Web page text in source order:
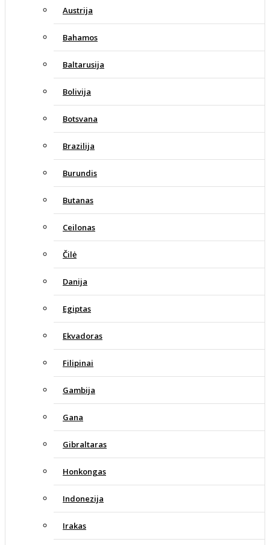
Austrija
Bahamos
Baltarusija
Bolivija
Botsvana
Brazilija
Burundis
Butanas
Ceilonas
Čilė
Danija
Egiptas
Ekvadoras
Filipinai
Gambija
Gana
Gibraltaras
Honkongas
Indonezija
Irakas